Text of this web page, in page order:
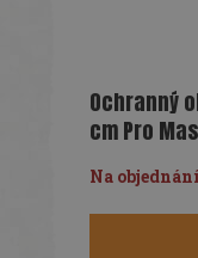
Ochranný
cm Pro
Na objednání